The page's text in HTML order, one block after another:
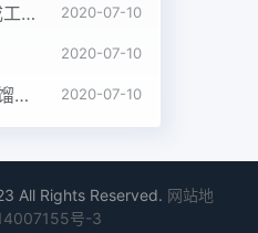
成为我们生活中必不可少
北京:中国建筑工业出版
泽艳. 城市地铁火灾的特
的消防安全工作,为我们
环境。全(学术版)
:4] 钟委,霍然,王浩波.地
.[1] CB 50157-2003 ,地
Lurgi和ICI低压甲醇合成工艺比较 2020-07-10
2020-07-10
精甲醇及MTO级甲醇精馏工艺技术进展 2020-07-10
All Rights Reserved. 网站地
号-3